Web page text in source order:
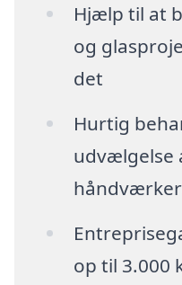
Hjælp til at
og
det
Hurtig
udvælgelse
op til 3.000